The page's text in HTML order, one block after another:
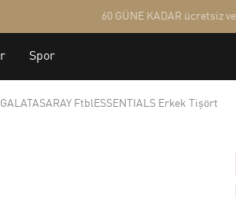
GALATASARAY FtblESSENTIALS Erkek Tişört